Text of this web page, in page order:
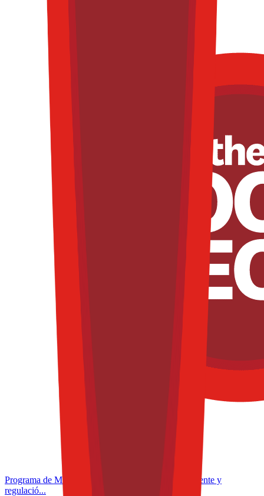
Programa de Microcertificación: Formulación inteligente y
regulació...